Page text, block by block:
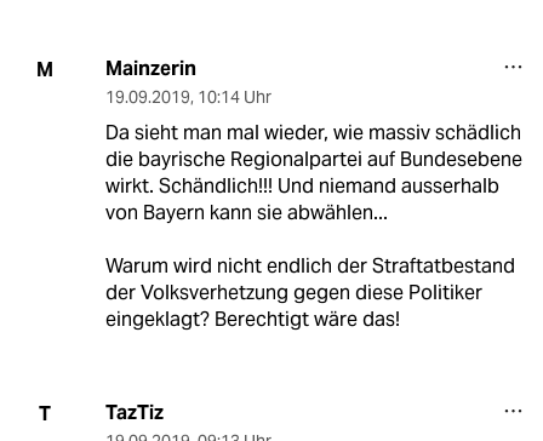
M Mainzerin
19.09.2019, 10:14 Uhr
Da sieht man mal wieder, wie massiv schädlich
die bayrische Regionalpartei auf Bundesebene
wirkt. Schändlich!!! Und niemand ausserhalb
von Bayern kann sie abwählen...
Warum wird nicht endlich der Straftatbestand
der Volksverhetzung gegen diese Politiker
eingeklagt? Berechtigt wäre das!
T TazTiz